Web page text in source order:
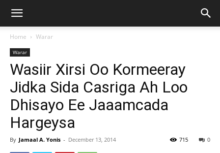
Home Warar
Warar
Wasiir Xirsi Oo Kormeeray
Jidka Sida Casriga Ah Loo
Dhisayo Ee Jaaamcada
Hargeysa
By Jamaal A. Yonis - December 13, 2014 0
715